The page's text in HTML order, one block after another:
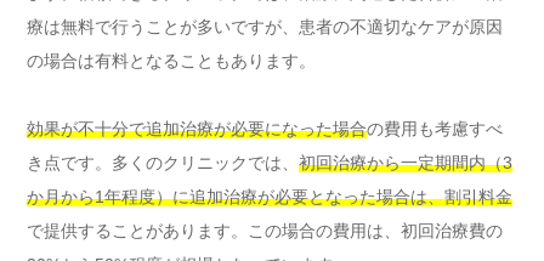
療は無料で行うことが多いですが、患者の不適切なケアが原因
の場合は有料となることもあります。
効果が不十分で追加治療が必要になった場合の費用も考慮すべ
き点です。多くのクリニックでは、 初回治療から一定期間内（3
か月から1年程度）に追加治療が必要となった場合は、割引料金
で提供することがあります。この場合の費用は、初回治療費の